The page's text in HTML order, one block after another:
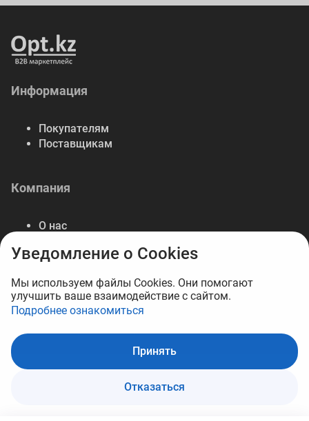
Информация
Покупателям
Поставщикам
Компания
О нас
Реквизиты
Уведомление о Cookies
Мы используем файлы Cookies. Они помогают
улучшить ваше взаимодействие с сайтом.
Подробнее ознакомиться
Принять
Отказаться